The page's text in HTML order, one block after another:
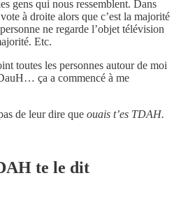
gens qui nous ressemblent. Dans
à droite alors que c’est la majorité
ne regarde l’objet télévision
Etc.
toutes les personnes autour de moi
ça a commencé à me
de leur dire que ouais t’es TDAH.
te le dit